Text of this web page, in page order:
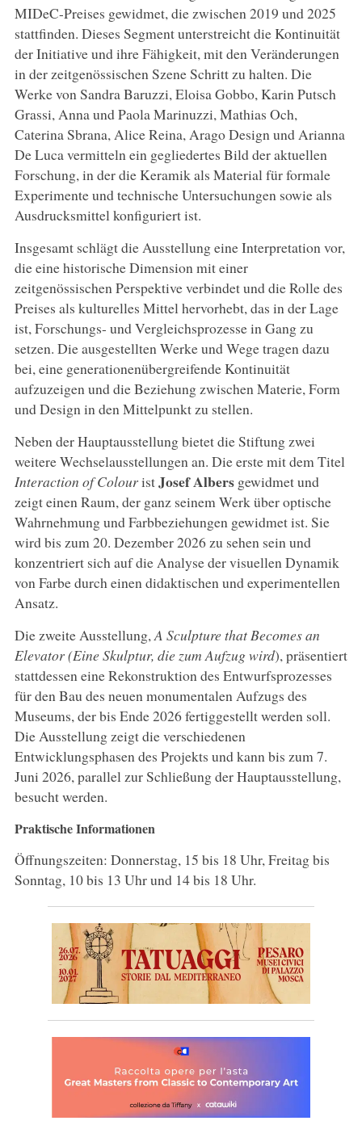
MIDeC-Preises gewidmet, die zwischen 2019 und 2025
stattfinden. Dieses Segment unterstreicht die Kontinuität
der Initiative und ihre Fähigkeit, mit den Veränderungen
in der zeitgenössischen Szene Schritt zu halten. Die
Werke von Sandra Baruzzi, Eloisa Gobbo, Karin Putsch
Grassi, Anna und Paola Marinuzzi, Mathias Och,
Caterina Sbrana, Alice Reina, Arago Design und Arianna
De Luca vermitteln ein gegliedertes Bild der aktuellen
Forschung, in der die Keramik als Material für formale
Experimente und technische Untersuchungen sowie als
Ausdrucksmittel konfiguriert ist.
Insgesamt schlägt die Ausstellung eine Interpretation vor,
die eine historische Dimension mit einer
zeitgenössischen Perspektive verbindet und die Rolle des
Preises als kulturelles Mittel hervorhebt, das in der Lage
ist, Forschungs- und Vergleichsprozesse in Gang zu
setzen. Die ausgestellten Werke und Wege tragen dazu
bei, eine generationenübergreifende Kontinuität
aufzuzeigen und die Beziehung zwischen Materie, Form
und Design in den Mittelpunkt zu stellen.
Neben der Hauptausstellung bietet die Stiftung zwei
weitere Wechselausstellungen an. Die erste mit dem Titel
Interaction of ColouristJosefAlbersgewidmet und
zeigt einen Raum, der ganz seinem Werk über optische
Wahrnehmung und Farbbeziehungen gewidmet ist. Sie
wird bis zum 20. Dezember 2026 zu sehen sein und
konzentriert sich auf die Analyse der visuellen Dynamik
von Farbe durch einen didaktischen und experimentellen
Ansatz.
Die zweite Ausstellung, A Sculpture that Becomes an
Elevator (Eine Skulptur, die zum Aufzug wird), präsentiert
stattdessen eine Rekonstruktion des Entwurfsprozesses
für den Bau des neuen monumentalen Aufzugs des
Museums, der bis Ende 2026 fertiggestellt werden soll.
Die Ausstellung zeigt die verschiedenen
Entwicklungsphasen des Projekts und kann bis zum 7.
Juni 2026, parallel zur Schließung der Hauptausstellung,
besucht werden.
Praktische Informationen
Öffnungszeiten: Donnerstag, 15 bis 18 Uhr, Freitag bis
Sonntag, 10 bis 13 Uhr und 14 bis 18 Uhr.